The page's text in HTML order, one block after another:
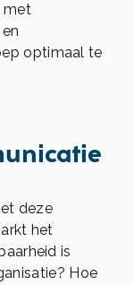
met
optimaal te
deze
het
is
Hoe